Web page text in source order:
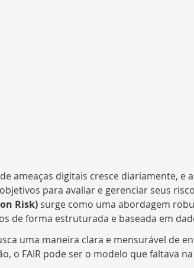
ameaças digitais cresce diariamente, e
para avaliar e gerenciar seus
Risk) surge como uma abordagem
de forma estruturada e baseada em
uma maneira clara e mensurável de
o FAIR pode ser o modelo que faltava